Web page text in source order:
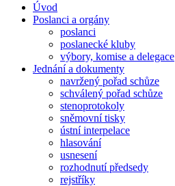
Úvod
Poslanci a orgány
poslanci
poslanecké kluby
výbory, komise a delegace
Jednání a dokumenty
navržený pořad schůze
schválený pořad schůze
stenoprotokoly
sněmovní tisky
ústní interpelace
hlasování
usnesení
rozhodnutí předsedy
rejstříky